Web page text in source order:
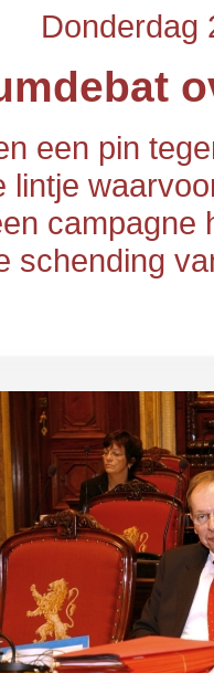
Donderdag
een pin
lintje
schending